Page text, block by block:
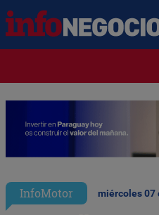
InfoMotor miércoles 07